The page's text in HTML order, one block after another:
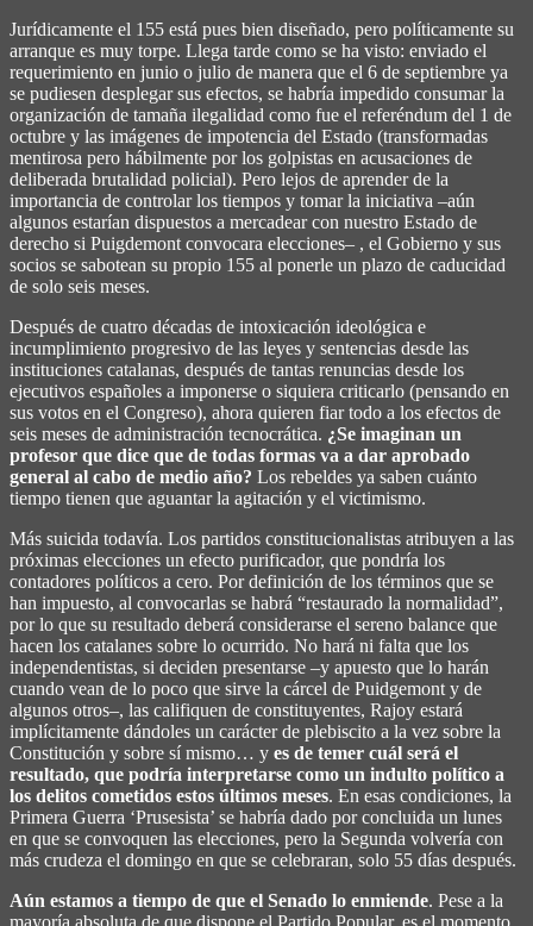
Jurídicamente el 155 está pues bien diseñado, pero políticamente su
arranque es muy torpe. Llega tarde como se ha visto: enviado el
requerimiento en junio o julio de manera que el 6 de septiembre ya
se pudiesen desplegar sus efectos, se habría impedido consumar la
organización de tamaña ilegalidad como fue el referéndum del 1 de
octubre y las imágenes de impotencia del Estado (transformadas
mentirosa pero hábilmente por los golpistas en acusaciones de
deliberada brutalidad policial). Pero lejos de aprender de la
importancia de controlar los tiempos y tomar la iniciativa –aún
algunos estarían dispuestos a mercadear con nuestro Estado de
derecho si Puigdemont convocara elecciones– , el Gobierno y sus
socios se sabotean su propio 155 al ponerle un plazo de caducidad
de solo seis meses.
Después de cuatro décadas de intoxicación ideológica e
incumplimiento progresivo de las leyes y sentencias desde las
instituciones catalanas, después de tantas renuncias desde los
ejecutivos españoles a imponerse o siquiera criticarlo (pensando en
sus votos en el Congreso), ahora quieren fiar todo a los efectos de
seis meses de administración tecnocrática. ¿Se imaginan un
profesor que dice que de todas formas va a dar aprobado
general al cabo de medio año? Los rebeldes ya saben cuánto
tiempo tienen que aguantar la agitación y el victimismo.
Más suicida todavía. Los partidos constitucionalistas atribuyen a las
próximas elecciones un efecto purificador, que pondría los
contadores políticos a cero. Por definición de los términos que se
han impuesto, al convocarlas se habrá “restaurado la normalidad”,
por lo que su resultado deberá considerarse el sereno balance que
hacen los catalanes sobre lo ocurrido. No hará ni falta que los
independentistas, si deciden presentarse –y apuesto que lo harán
cuando vean de lo poco que sirve la cárcel de Puidgemont y de
algunos otros–, las califiquen de constituyentes, Rajoy estará
implícitamente dándoles un carácter de plebiscito a la vez sobre la
Constitución y sobre sí mismo… y es de temer cuál será el
resultado, que podría interpretarse como un indulto político a
los delitos cometidos estos últimos meses. En esas condiciones, la
Primera Guerra ‘Prusesista’ se habría dado por concluida un lunes
en que se convoquen las elecciones, pero la Segunda volvería con
más crudeza el domingo en que se celebraran, solo 55 días después.
Aún estamos a tiempo de que el Senado lo enmiende. Pese a la
mayoría absoluta de que dispone el Partido Popular, es el momento